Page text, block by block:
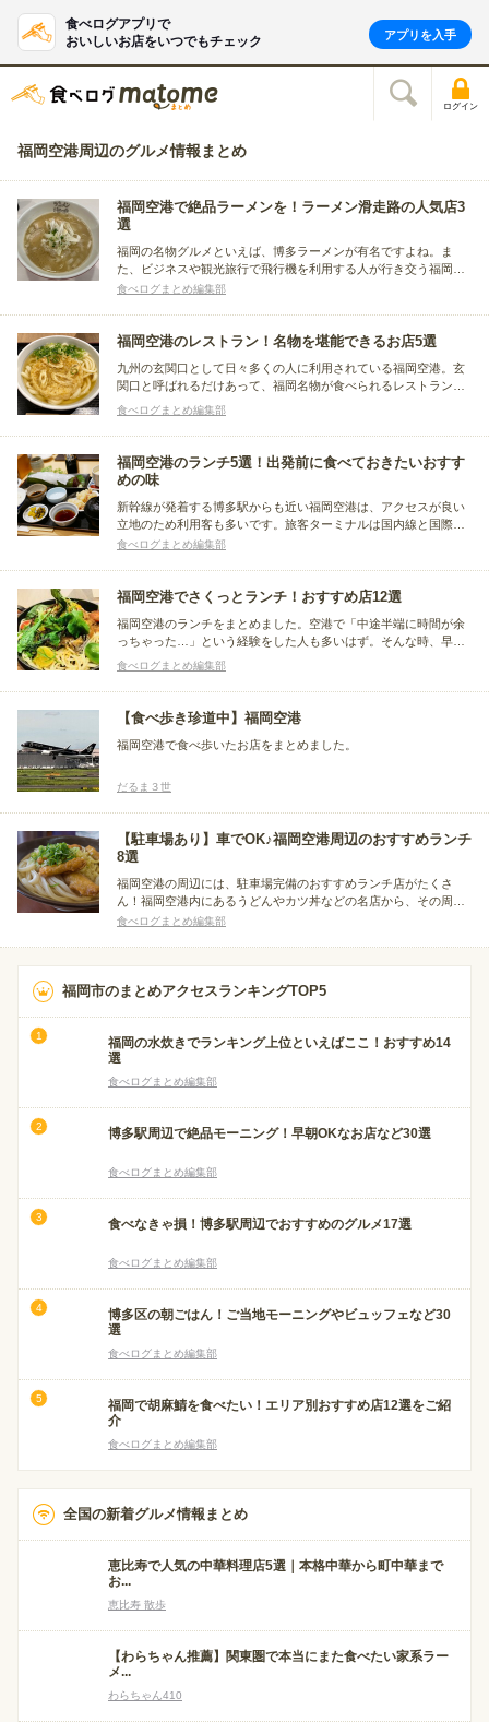
食べログアプリで
おいしいお店をいつでもチェック
アプリを入手
ログイン
福岡空港周辺のグルメ情報まとめ
福岡空港で絶品ラーメンを！ラーメン滑走路の人気店3
選
福岡の名物グルメといえば、博多ラーメンが有名ですよね。ま
た、ビジネスや観光旅行で飛行機を利用する人が行き交う福岡空
港には、「ラーメン滑走路」というラーメン好きには嬉しいフー
めました。
食べログまとめ編集部
福岡空港のレストラン！名物を堪能できるお店5選
九州の玄関口として日々多くの人に利用されている福岡空港。玄
関口と呼ばれるだけあって、福岡名物が食べられるレストランが
たくさんあります。今回は、福岡へ到着した人がぜひ食べておき
たい、人気の福岡グルメを堪能できるレストランを、ジャンル別
にまとめました。
食べログまとめ編集部
福岡空港のランチ5選！出発前に食べておきたいおすす
めの味
新幹線が発着する博多駅からも近い福岡空港は、アクセスが良い
立地のため利用客も多いです。旅客ターミナルは国内線と国際線
に分かれており、それぞれのターミナルには出発前にランチを楽
食べログまとめ編集部
福岡空港でさくっとランチ！おすすめ店12選
福岡空港のランチをまとめました。空港で「中途半端に時間が余
っちゃった…」という経験をした人も多いはず。そんな時、早め
or遅めのランチはいかがでしょう。福岡空港には広くておしゃれ
なフードコートもあり、美味しいランチが頂けるお店がたくさ
ん。福岡空港内でおすすめのランチスポットをご紹介します。
食べログまとめ編集部
【食べ歩き珍道中】福岡空港
福岡空港で食べ歩いたお店をまとめました。
だるま３世
【駐車場あり】車でOK♪福岡空港周辺のおすすめランチ
8選
福岡空港の周辺には、駐車場完備のおすすめランチ店がたくさ
ん！福岡空港内にあるうどんやカツ丼などの名店から、その周辺
で名を馳せる人気の定食屋など、さまざまな料理を味わえます。
します。
食べログまとめ編集部
福岡市のまとめアクセスランキングTOP5
福岡の水炊きでランキング上位といえばここ！おすすめ14
選
食べログまとめ編集部
博多駅周辺で絶品モーニング！早朝OKなお店など30選
食べログまとめ編集部
食べなきゃ損！博多駅周辺でおすすめのグルメ17選
食べログまとめ編集部
博多区の朝ごはん！ご当地モーニングやビュッフェなど30
選
食べログまとめ編集部
福岡で胡麻鯖を食べたい！エリア別おすすめ店12選をご紹
介
食べログまとめ編集部
全国の新着グルメ情報まとめ
恵比寿で人気の中華料理店5選｜本格中華から町中華まで
お...
恵比寿 散歩
【わらちゃん推薦】関東圏で本当にまた食べたい家系ラー
メ...
わらちゃん410